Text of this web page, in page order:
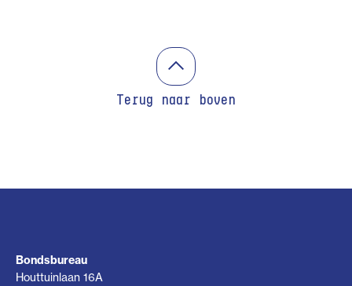
Terug naar boven
Bondsbureau
Houttuinlaan 16A